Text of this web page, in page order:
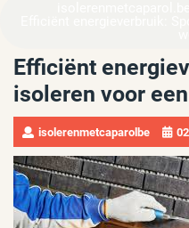
Efficiënt
isoleren voor
isolerenmetcaparolbe